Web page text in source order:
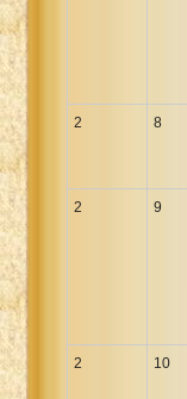
2 8
2 9
2 10